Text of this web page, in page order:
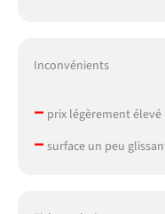
Inconvénients
– prix légèrement élevé
– surface un peu